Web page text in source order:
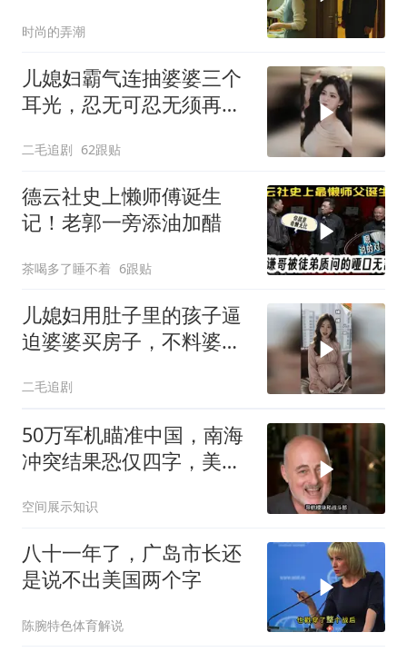
时尚的弄潮
儿媳妇霸气连抽婆婆三个
耳光，忍无可忍无须再
二毛追剧 62跟贴
德云社史上懒师傅诞生
记！老郭一旁添油加醋
茶喝多了睡不着 6跟贴
儿媳妇用肚子里的孩子逼
迫婆婆买房子，不料婆婆
二毛追剧
50万军机瞄准中国，南海
冲突结果恐仅四字，美防
空间展示知识
八十一年了，广岛市长还
是说不出美国两个字
陈腕特色体育解说